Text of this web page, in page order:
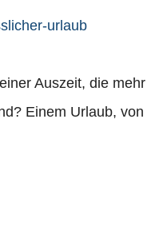
Auszeit, die mehr
Einem Urlaub, von